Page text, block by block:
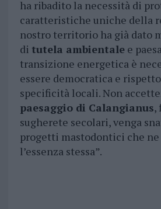
ha ribadito la necessità di
caratteristiche uniche della
nostro territorio ha già dato
di tutela ambientalee
transizione energetica è
essere democratica e
specificità locali. Non
paesaggio di Calangianus,
sugherete secolari, venga
progetti mastodontici che
l’essenza stessa”.